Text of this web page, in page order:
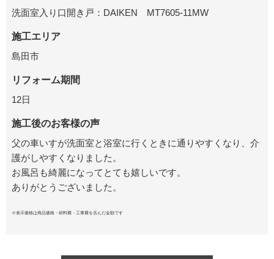
洗面室入り口開き戸：DAIKEN MT7605-11MW
施工エリア
島田市
リフォーム期間
12日
施工後のお客様の声
父の車いすが洗面室と浴室に行くときに通りやすくなり、介
護がしやすくなりました。
お風呂も綺麗になってとても嬉しいです。
ありがとうございました。
※表示価格は商品価格・材料費・工事費を含んだ金額です